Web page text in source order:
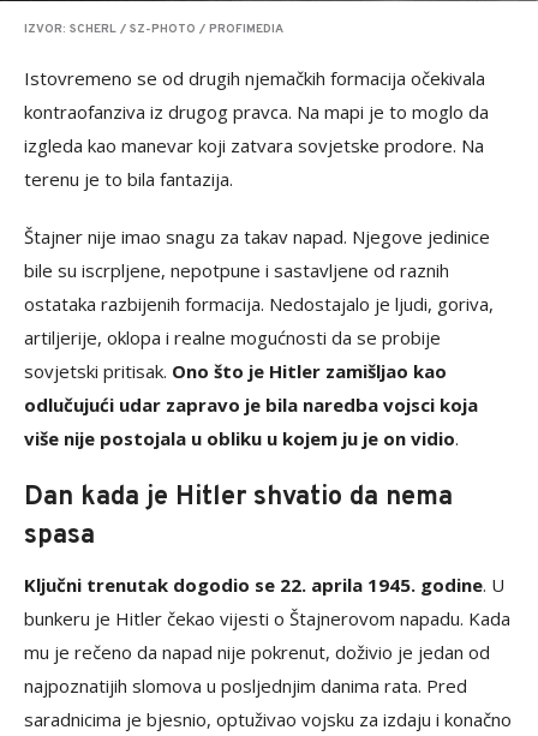
IZVOR: SCHERL / SZ-PHOTO / PROFIMEDIA
Istovremeno se od drugih njemačkih formacija očekivala
kontraofanziva iz drugog pravca. Na mapi je to moglo da
izgleda kao manevar koji zatvara sovjetske prodore. Na
terenu je to bila fantazija.
Štajner nije imao snagu za takav napad. Njegove jedinice
bile su iscrpljene, nepotpune i sastavljene od raznih
ostataka razbijenih formacija. Nedostajalo je ljudi, goriva,
artiljerije, oklopa i realne mogućnosti da se probije
sovjetski pritisak. Ono što je Hitler zamišljao kao
odlučujući udar zapravo je bila naredba vojsci koja
više nije postojala u obliku u kojem ju je on vidio.
Dan kada je Hitler shvatio da nema
spasa
Ključni trenutak dogodio se 22. aprila 1945. godine. U
bunkeru je Hitler čekao vijesti o Štajnerovom napadu. Kada
mu je rečeno da napad nije pokrenut, doživio je jedan od
najpoznatijih slomova u posljednjim danima rata. Pred
saradnicima je bjesnio, optuživao vojsku za izdaju i konačno